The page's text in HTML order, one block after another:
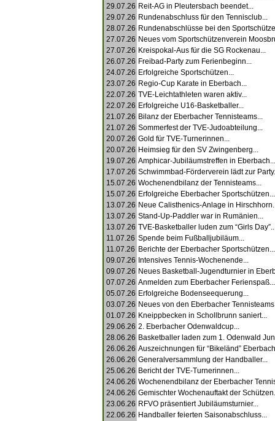
29.07.26 Reit-AG in Pleutersbach beendet...
29.07.26 Rundenabschluss für den Tennisclub...
28.07.26 Rundenabschlüsse bei den
27.07.26 Neues vom Sportschützenverein
27.07.26 Kreispokal-Aus für die SG Rockenau...
26.07.26 Freibad-Party zum Ferienbeginn...
24.07.26 Erfolgreiche Sportschützen...
23.07.26 Regio-Cup Karate in Eberbach...
22.07.26 TVE-Leichtathleten waren aktiv...
22.07.26 Erfolgreiche U16-Basketballer...
21.07.26 Bilanz der Eberbacher Tennisteams...
21.07.26 Sommerfest der TVE-Judoabteilung...
20.07.26 Gold für TVE-Turnerinnen...
20.07.26 Heimsieg für den SV Zwingenberg...
19.07.26 Amphicar-Jubiläumstreffen in Eberbach...
17.07.26 Schwimmbad-Förderverein lädt zur
15.07.26 Wochenendbilanz der Tennisteams...
15.07.26 Erfolgreiche Eberbacher Sportschützen...
13.07.26 Neue Calisthenics-Anlage in
13.07.26 Stand-Up-Paddler war in Rumänien...
13.07.26 TVE-Basketballer luden zum “Girls
11.07.26 Spende beim Fußballjubiläum...
11.07.26 Berichte der Eberbacher Sportschützen...
09.07.26 Intensives Tennis-Wochenende...
09.07.26 Neues Basketball-Jugendturnier in
07.07.26 Anmelden zum Eberbacher Ferienspaß...
05.07.26 Erfolgreiche Bodenseequerung...
03.07.26 Neues von den Eberbacher
01.07.26 Kneippbecken in Schollbrunn saniert...
29.06.26 2. Eberbacher Odenwaldcup...
28.06.26 Basketballer laden zum 1. Odenwald
26.06.26 Auszeichnungen für “Bikeländ”
26.06.26 Generalversammlung der Handballer...
25.06.26 Bericht der TVE-Turnerinnen...
24.06.26 Wochenendbilanz der Eberbacher
24.06.26 Gemischter Wochenauftakt der
23.06.26 RFVO präsentiert Jubiläumsturnier...
22.06.26 Handballer feierten Saisonabschluss...